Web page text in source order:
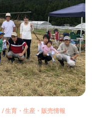
/生育・生産・販売情報